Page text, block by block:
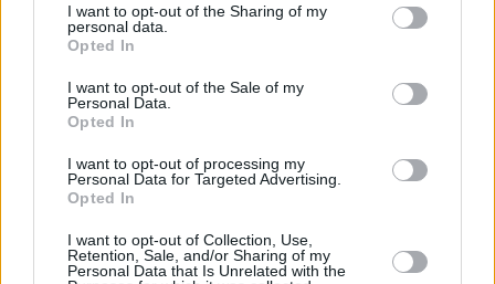
I want to opt-out of the Sharing of my
personal data.
Opted In
I want to opt-out of the Sale of my
Personal Data.
Opted In
I want to opt-out of processing my
Personal Data for Targeted Advertising.
Opted In
I want to opt-out of Collection, Use,
Retention, Sale, and/or Sharing of my
Personal Data that Is Unrelated with the
Hoher Einsatz ( USA
Krimiserie
Übersicht